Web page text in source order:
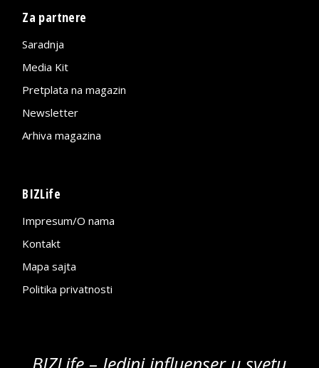
Za partnere
Saradnja
Media Kit
Pretplata na magazin
Newsletter
Arhiva magazina
BIZLife
Impresum/O nama
Kontakt
Mapa sajta
Politika privatnosti